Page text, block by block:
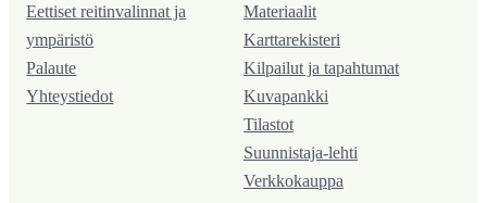
Eettiset reitinvalinnat ja
ympäristö
Palaute
Yhteystiedot
Materiaalit
Karttarekisteri
Kilpailut ja tapahtumat
Kuvapankki
Tilastot
Suunnistaja-lehti
Verkkokauppa